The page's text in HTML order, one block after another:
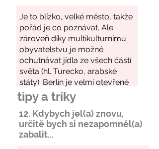
tipy a triky
12. Kdybych jel(a) znovu,
určitě bych si nezapomněl(a)
zabalit...